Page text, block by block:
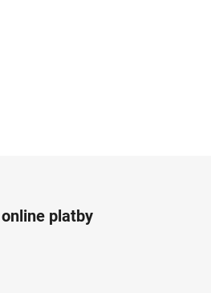
platby